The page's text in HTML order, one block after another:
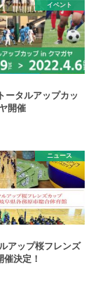
イベント
ータルアップカッ
開催
ニュース
アップ桜フレンズ
催決定！